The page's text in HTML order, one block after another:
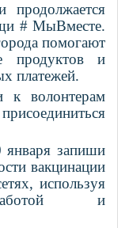
продолжается
# МыВместе.
помогают
продуктов и
платежей.
волонтерам
запиши
вакцинации
используя
и